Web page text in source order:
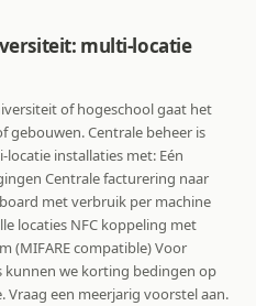
multi-locatie
of hogeschool gaat het
gebouwen. Centrale beheer is
installaties met: Eén
Centrale facturering naar
met verbruik per machine
locaties NFC koppeling met
(MIFARE compatible) Voor
kunnen we korting bedingen op
Vraag een meerjarig voorstel aan.